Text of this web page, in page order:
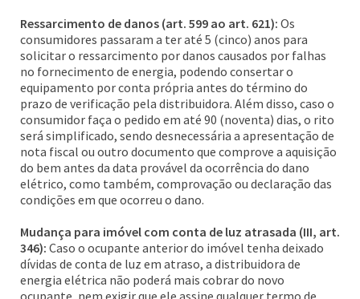
Ressarcimento de danos (art. 599 ao art. 621): Os
consumidores passaram a ter até 5 (cinco) anos para
solicitar o ressarcimento por danos causados por falhas
no fornecimento de energia, podendo consertar o
equipamento por conta própria antes do término do
prazo de verificação pela distribuidora. Além disso, caso o
consumidor faça o pedido em até 90 (noventa) dias, o rito
será simplificado, sendo desnecessária a apresentação de
nota fiscal ou outro documento que comprove a aquisição
do bem antes da data provável da ocorrência do dano
elétrico, como também, comprovação ou declaração das
condições em que ocorreu o dano.
Mudança para imóvel com conta de luz atrasada (III, art.
346): Caso o ocupante anterior do imóvel tenha deixado
dívidas de conta de luz em atraso, a distribuidora de
energia elétrica não poderá mais cobrar do novo
ocupante, nem exigir que ele assine qualquer termo de